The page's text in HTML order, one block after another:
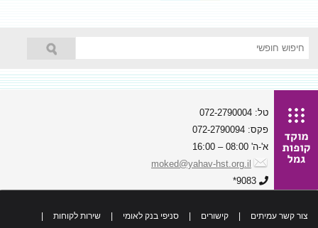
טל: 072-2790004
פקס: 072-2790094
א'-ה' 08:00 – 16:00
moked@yahav-hst.org.il
9083*
צור קשר עמיתים קישורים סניפי בנק לאומי שירות לקוחות